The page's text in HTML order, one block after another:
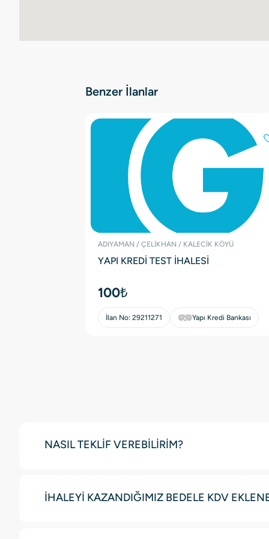
Benzer İlanlar
ADIYAMAN / ÇELİKHAN / KALECİK KÖYÜ
YAPI KREDİ TEST İHALESİ
100₺
İlan No: 29211271 Yapı Kredi Bankası
NASIL TEKLİF VEREBİLİRİM?
İHALEYİ KAZANDIĞIMIZ BEDELE KDV